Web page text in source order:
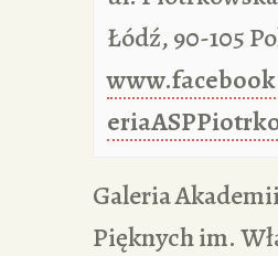
Łódź,90-105
Galeria
Pięknych im.